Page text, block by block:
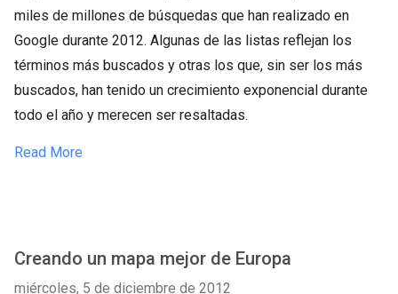
miles de millones de búsquedas que han realizado en
Google durante 2012. Algunas de las listas reflejan los
términos más buscados y otras los que, sin ser los más
buscados, han tenido un crecimiento exponencial durante
todo el año y merecen ser resaltadas.
Read More
Creando un mapa mejor de Europa
miércoles, 5 de diciembre de 2012